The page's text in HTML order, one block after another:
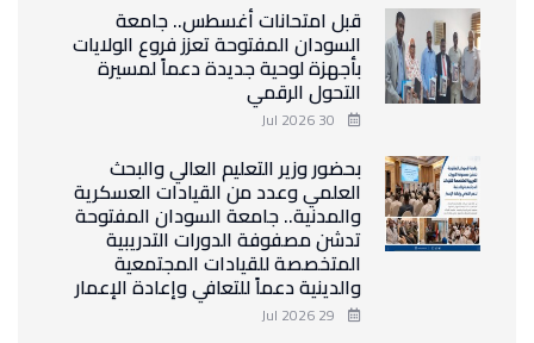
قبل امتحانات أغسطس.. جامعة
السودان المفتوحة تعزز فروع الولايات
بأجهزة لوحية جديدة دعماً لمسيرة
التحول الرقمي
بحضور وزير التعليم العالي والبحث
العلمي وعدد من القيادات العسكرية
والمدنية.. جامعة السودان المفتوحة
تدشن مصفوفة الدورات التدريبية
المتخصصة للقيادات المجتمعية
والدينية دعماً للتعافي وإعادة الإعمار